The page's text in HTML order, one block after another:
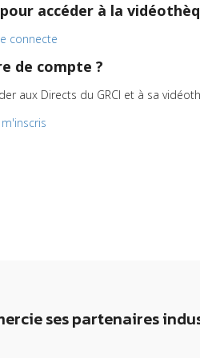
accéder à la
connecte
de compte ?
aux Directs du GRCI et à sa
m'inscris
ses partenaires